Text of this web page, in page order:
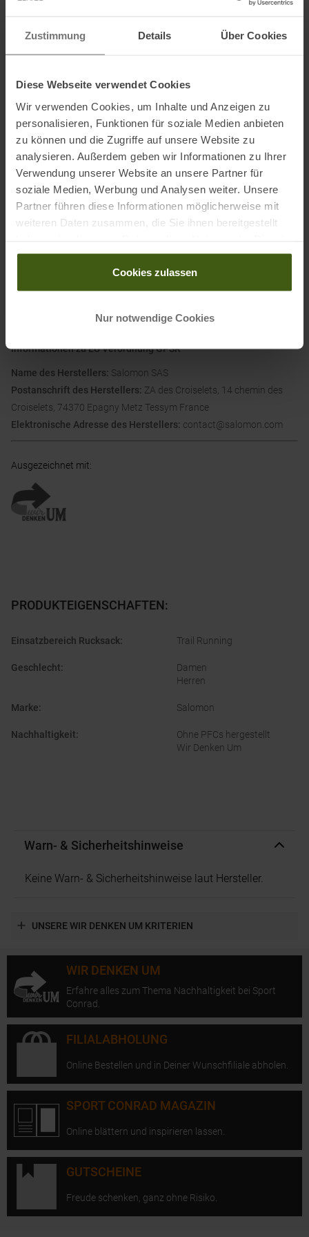
Zustimmung Details Über Cookies
Diese Webseite verwendet Cookies
Wir verwenden Cookies, um Inhalte und Anzeigen zu
personalisieren, Funktionen für soziale Medien anbieten
zu können und die Zugriffe auf unsere Website zu
analysieren. Außerdem geben wir Informationen zu Ihrer
Verwendung unserer Website an unsere Partner für
soziale Medien, Werbung und Analysen weiter. Unsere
Partner führen diese Informationen möglicherweise mit
weiteren Daten zusammen, die Sie ihnen bereitgestellt
gesammelt haben.
Cookies zulassen
Nur notwendige Cookies
• SensiFit und weiches Material für extra viel Komfort
• Quick Link Verstellsystem hält die Weste am vorgesehenen Platz
• Rückseitiges Fach
• 2 RV-Fronttaschen
• 2 Flask-Fronttaschen
• Fach hinten am Rücken mit beidseitigem Zugriff
• Mit Custom Quiver (Köcher) System kompatibel
Material:
Seitlicher Einsatz: 85 % Polyamid, 15 % Elasthan
Taschen: 88 % Polyamid, 12 % Elasthan
Einsatz am Rumpf: 100 % Polyester
Rückeneinsatz: 100 % Polyester
Informationen zu EU Verordnung GPSR
Name des Herstellers: Salomon SAS
Postanschrift des Herstellers: ZA des Croiselets, 14 chemin des
Croiselets, 74370 Epagny Metz Tessym France
Elektronische Adresse des Herstellers: contact@salomon.com
Ausgezeichnet mit:
PRODUKTEIGENSCHAFTEN:
Einsatzbereich Rucksack: Trail Running
Geschlecht:
Damen
Herren
Marke: Salomon
Nachhaltigkeit:
Ohne PFCs hergestellt
Wir Denken Um
Warn- & Sicherheitshinweise
Keine Warn- & Sicherheitshinweise laut Hersteller.
UNSERE WIR DENKEN UM KRITERIEN
WIR DENKEN UM
Erfahre alles zum Thema Nachhaltigkeit bei Sport
Conrad.
FILIALABHOLUNG
Online Bestellen und in Deiner Wunschfiliale abholen.
SPORT CONRAD MAGAZIN
Online blättern und inspirieren lassen.
GUTSCHEINE
Freude schenken, ganz ohne Risiko.